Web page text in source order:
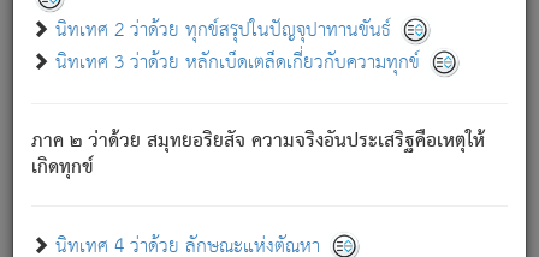
นิทเทศ 2 ว่าด้วย ทุกข์สรุปในปัญจุปาทานขันธ์
นิทเทศ 3 ว่าด้วย หลักเบ็ดเตล็ดเกี่ยวกับความทุกข์
ภาค ๒ ว่าด้วย สมุทยอริยสัจ ความจริงอันประเสริฐคือเหตุให้
เกิดทุกข์
นิทเทศ 4 ว่าด้วย ลักษณะแห่งตัณหา
ทุกข์จึงไม่มี.
ท่านจงดูโลกนี้เถิด (จะเห็นว่า) สัตว์ทั้งหลายอันอวิชาหนา
แน่นบังหนาแล้ว; และว่า สัตว์ผู้ยินดีในภพอันเป็นแล้วนั้น ย่อม
อันเป็นไปในที่หรือเวลาทั้งปวง[3]เพื่อความมีแห่งประโยชน์โดย
ประการทั้งปวง; ภพทั้งหลายทั้งหมดนั้น ไม่เที่ยง เป็นทุกข์ มี
ความแปรปรวนเป็นธรรมดา.
อย่างนี้อยู่; เขาย่อมละภวตัณหาได้ และไม่เพลิดเพลินวิภวตัณหา